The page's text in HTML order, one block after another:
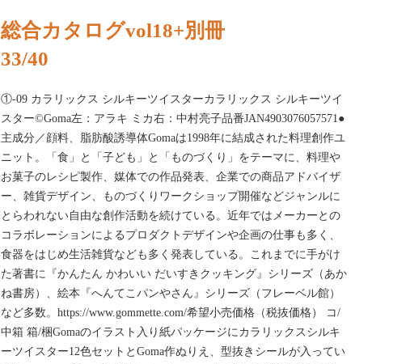
総合カタログvol18+別冊
33/40
①-09 カラリックス シルキーツイスターカラリックス シルキーツイ
スター©Goma左：アラキ ミカ右：中村亮子品番JAN4903076057571●
主成分／顔料、脂肪酸誘導体Gomaは1998年に結成された料理創作ユ
ニット。「食」と「子ども」と「ものづくり」をテーマに、料理や
お菓子のレシピ製作、媒体での作品発表、企業での商品アドバイザ
ー、雑貨デザイン、ものづくりワークショップ開催などジャンルに
とらわれない自由な創作活動を続けている。近年ではメーカーとの
コラボレーションによるプロダクトデザインや企画の仕事も多く、
食器をはじめ生活雑貨なども多く発表している。これまでに手がけ
た著書に『かんたん かわいい だいすきクッキング』シリーズ（あか
ね書房）、絵本『へんてこパンやさん』シリーズ（フレーベル館）
など多数。https://www.gommette.com/希望小売価格（税抜価格） コ/
中箱 箱/梱Gomaのイラスト入り紙パッケージにカラリックスシルキ
ーツイスター12色セットとGoma作ぬりえ、型抜きシールが入ってい